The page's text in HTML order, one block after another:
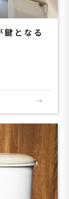
となる